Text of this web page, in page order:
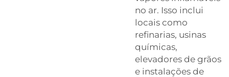
no ar. Isso inclui
locais como
refinarias, usinas
químicas,
elevadores de grãos
e instalações de